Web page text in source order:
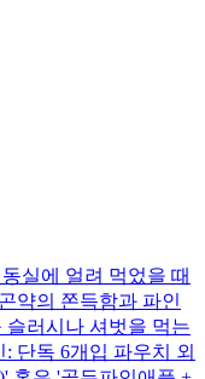
실에 얼려 먹었을 때
약의 쫀득함과 파인
러시나 셔벗을 먹는
단독 6개입 파우치 외